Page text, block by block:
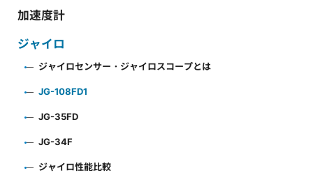
加速度計
ジャイロ
ジャイロセンサー・ジャイロスコープとは
JG-108FD1
JG-35FD
JG-34F
ジャイロ性能比較